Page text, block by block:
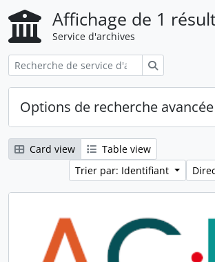
Affichage de 1
Service d'archives
Options de recherche avancée
Card view
Table view
Trier par: Identifiant